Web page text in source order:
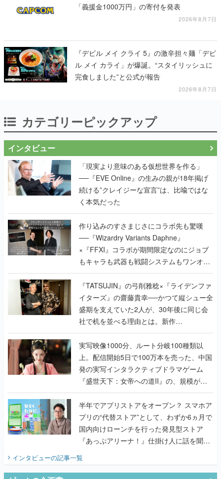
「義援金1000万円」の寄付を発表
2026年8月7日
『デビル メイ クライ 5』の激辛担々麺「デビ
ル メイ カライ」が爆誕。“スタイリッシュに
完食しました”と公式が報告
2026年8月7日
カテゴリーピックアップ
インタビュー
「現実より意味のある仮想世界を作る」
──『EVE Online』の生みの親が18年掲げ
続ける”クレイジーな宣言”は、比喩ではな
く本気だった
作り込みのすさまじさにコラボ先も驚嘆
──『Wizardry Variants Daphne』
×『FFXI』コラボが期間限定なのにジョブ
もキャラも武器も戦闘システムもワンオフ
で作り込まれた理由を両ディレクターに聞
く
『TATSUJIN』の弓削雅稔×『ライデンファ
イターズ』の齋藤貴幸──かつて縦シュー全
盛期を支えていた2人が、30年後に同じ会
社で机を並べる理由とは。新作
『TATSUJIN EXTREME』で初タッグを組
んだレジェンド2人に訊く開発秘話
実写映像1000分、ルート分岐100種類以
上。配信開始5日で100万本を売った、中国
発の実写インタラクティブドラマゲーム
『盛世天下：女帝への道II』の、規模が違
うこだわりをプロデューサーに聞いた
半年でアプリストアをオープン？ スマホア
プリの“代替ストア”として、わずか6ヵ月で
国内向けローンチを行った発見型ストア
『あっぷアリーナ！』仕掛け人に話を聞い
インタビューの記事一覧